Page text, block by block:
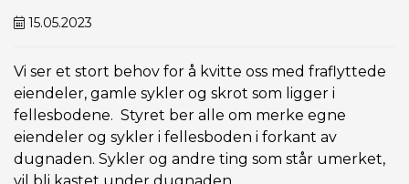
15.05.2023
Vi ser et stort behov for å kvitte oss med fraflyttede
eiendeler, gamle sykler og skrot som ligger i
fellesbodene. Styret ber alle om merke egne
eiendeler og sykler i fellesboden i forkant av
dugnaden. Sykler og andre ting som står umerket,